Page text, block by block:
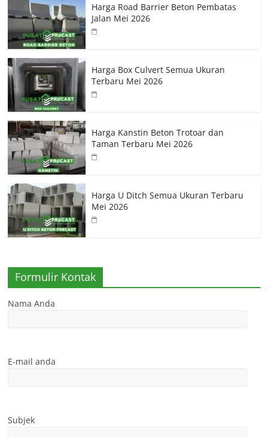
Harga Road Barrier Beton Pembatas
Jalan Mei 2026
Harga Box Culvert Semua Ukuran
Terbaru Mei 2026
Harga Kanstin Beton Trotoar dan
Taman Terbaru Mei 2026
Harga U Ditch Semua Ukuran Terbaru
Mei 2026
Formulir Kontak
Nama Anda
E-mail anda
Subjek